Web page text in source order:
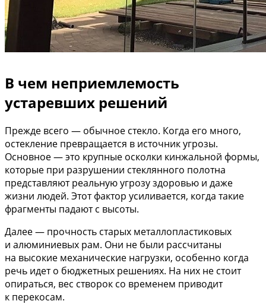
В чем неприемлемость
устаревших решений
Прежде всего — обычное стекло. Когда его много,
остекление превращается в источник угрозы.
Основное — это крупные осколки кинжальной формы,
которые при разрушении стеклянного полотна
представляют реальную угрозу здоровью и даже
жизни людей. Этот фактор усиливается, когда такие
фрагменты падают с высоты.
Далее — прочность старых металлопластиковых
и алюминиевых рам. Они не были рассчитаны
на высокие механические нагрузки, особенно когда
речь идет о бюджетных решениях. На них не стоит
опираться, вес створок со временем приводит
к перекосам.